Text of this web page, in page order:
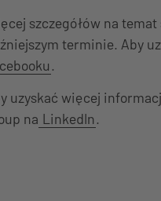
szczegółów na
terminie. Aby
.
uzyskać więcej
na LinkedIn.